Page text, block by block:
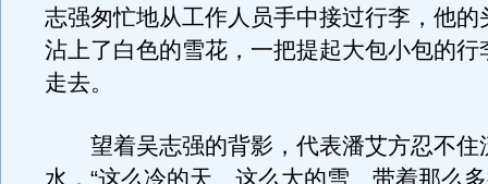
志强匆忙地从工作人员手中接过行李，他的
沾上了白色的雪花，一把提起大包小包的行
走去。
望着吴志强的背影，代表潘艾方忍不住
水，“这么冷的天、这么大的雪、带着那么